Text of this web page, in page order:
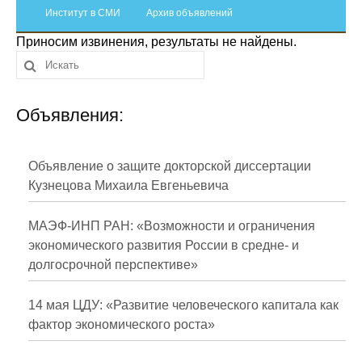
Отчетность
Противодействие коррупции
Материалы для СМИ
Публикации
Научная жизнь
Проблемы прогнозирования
О журнале
Номера журналов
Институт в СМИ Архив объявлений
Приносим извинения, результаты не найдены.
Объявления:
Объявление о защите докторской диссертации
Кузнецова Михаила Евгеньевича
МАЭФ-ИНП РАН: «Возможности и ограничения
экономического развития России в средне- и
долгосрочной перспективе»
14 мая ЦДУ: «Развитие человеческого капитала как
фактор экономического роста»